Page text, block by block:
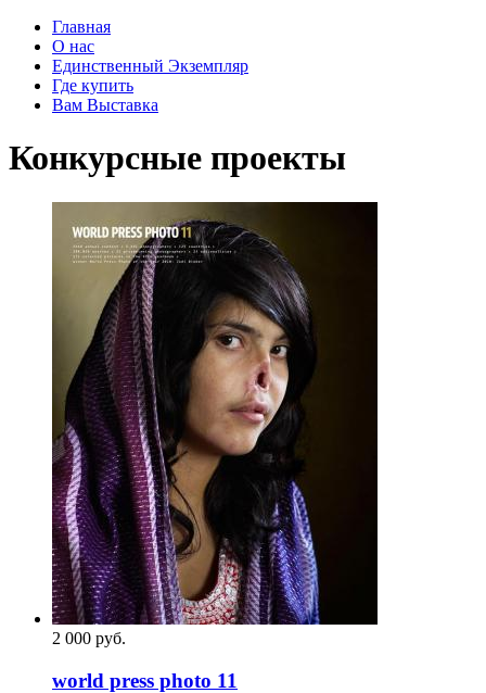
Главная
О нас
Единственный Экземпляр
Где купить
Вам Выставка
Конкурсные проекты
2 000 pуб.
world press photo 11